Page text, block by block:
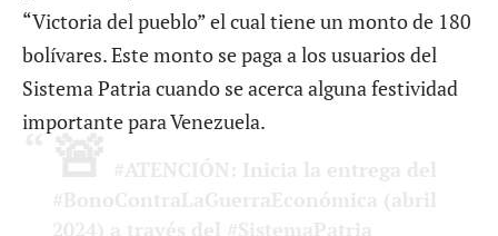
“Victoria del pueblo”el cual tiene un monto de 180
bolívares. Este monto se paga a los usuarios del
Sistema Patria cuando se acerca alguna festividad
importante para Venezuela.